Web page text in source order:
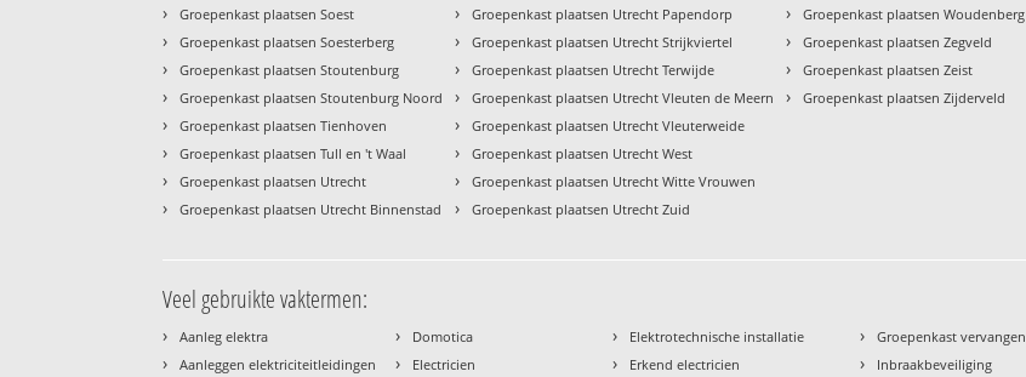
› Groepenkast plaatsen Soest
› Groepenkast plaatsen Soesterberg
› Groepenkast plaatsen Stoutenburg
› Groepenkast plaatsen Stoutenburg Noord
› Groepenkast plaatsen Tienhoven
› Groepenkast plaatsen Tull en 't Waal
› Groepenkast plaatsen Utrecht
› Groepenkast plaatsen Utrecht Binnenstad
› Groepenkast plaatsen Utrecht Papendorp
› Groepenkast plaatsen Utrecht Strijkviertel
› Groepenkast plaatsen Utrecht Terwijde
› Groepenkast plaatsen Utrecht Vleuten de Meern
› Groepenkast plaatsen Utrecht Vleuterweide
› Groepenkast plaatsen Utrecht West
› Groepenkast plaatsen Utrecht Witte Vrouwen
› Groepenkast plaatsen Utrecht Zuid
› Groepenkast plaatsen Woudenberg
› Groepenkast plaatsen Zegveld
› Groepenkast plaatsen Zeist
› Groepenkast plaatsen Zijderveld
Veel gebruikte vaktermen:
› Aanleg elektra
› Aanleggen elektriciteitleidingen
› Domotica
› Electricien
› Elektrotechnische installatie
› Erkend electricien
› Groepenkast vervangen
› Inbraakbeveiliging